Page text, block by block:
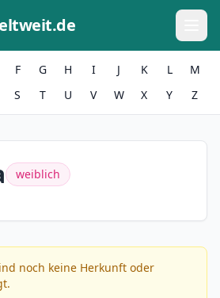
F G H I J K L
M
S T U V W X Y Z
weiblich
noch keine Herkunft oder